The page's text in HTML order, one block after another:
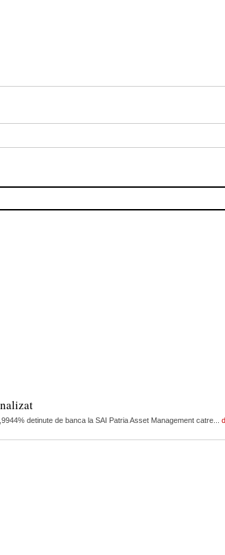
detinute de banca la SAI Patria Asset Management catre...